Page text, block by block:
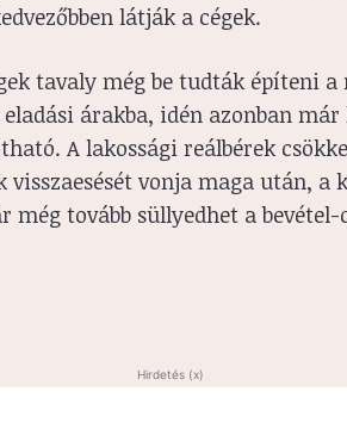
látják a cégek.
tavaly még be tudták építeni a
árakba, idén azonban már
A lakossági reálbérek
visszaesését vonja maga után, a
még tovább süllyedhet a
Hirdetés (x)